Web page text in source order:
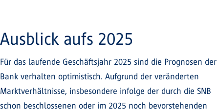
Ausblick aufs 2025
Für das laufende Geschäftsjahr 2025 sind die Prognosen der
Bank verhalten optimistisch. Aufgrund der veränderten
Marktverhältnisse, insbesondere infolge der durch die SNB
schon beschlossenen oder im 2025 noch bevorstehenden